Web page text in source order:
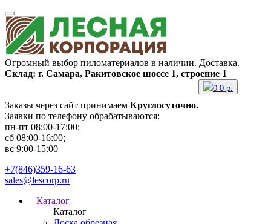
Огромный выбор пиломатериалов в наличии. Доставка.
Склад: г. Самара, Ракитовское шоссе 1, строение 1
Заказы через сайт принимаем Круглосуточно.
Заявки по телефону обрабатываются:
пн-пт 08:00-17:00;
сб 08:00-16:00;
вс 9:00-15:00
0 0 р.
+7(846)359-16-63
sales@lescorp.ru
Каталог
Каталог